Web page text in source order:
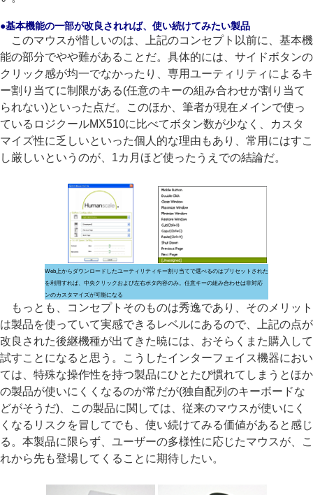
●基本機能の一部が改良されれば、使い続けてみたい製品
このマウスが惜しいのは、上記のコンセプト以前に、基本機
能の部分でやや難があることだ。具体的には、サイドボタンの
クリック感が均一でなかったり、専用ユーティリティによるキ
ー割り当てに制限がある(任意のキーの組み合わせが割り当て
られない)といった点だ。このほか、筆者が現在メインで使っ
ているロジクールMX510に比べてボタン数が少なく、カスタ
マイズ性に乏しいといった個人的な理由もあり、常用にはすこ
し厳しいというのが、1カ月ほど使ったうえでの結論だ。
Web上からダウンロードしたユーティリティ
を利用すれば、中央クリックおよび左右ボタ
ンのカスタマイズが可能になる
キー割り当てで選べるのはプリセットされた
内容のみ。任意キーの組み合わせは非対応
もっとも、コンセプトそのものは秀逸であり、そのメリット
は製品を使っていて実感できるレベルにあるので、上記の点が
改良された後継機種が出てきた暁には、おそらくまた購入して
試すことになると思う。こうしたインターフェイス機器におい
ては、特殊な操作性を持つ製品にひとたび慣れてしまうとほか
の製品が使いにくくなるのが常だが(独自配列のキーボードな
どがそうだ)、この製品に関しては、従来のマウスが使いにく
くなるリスクを冒してでも、使い続けてみる価値があると感じ
る。本製品に限らず、ユーザーの多様性に応じたマウスが、こ
れから先も登場してくることに期待したい。